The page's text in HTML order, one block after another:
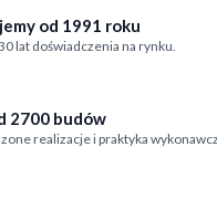
od 1991 roku
lat doświadczenia na rynku.
2700 budów
realizacje i praktyka